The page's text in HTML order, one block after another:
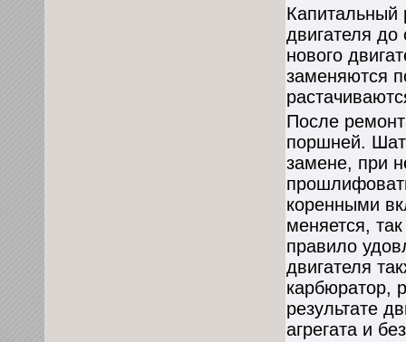
Капитальный
двигателя до
нового
заменяются
После
поршней.
замене, при
коренными
меняется,
правило
двигателя
карбюратор,
результате
агрегата и